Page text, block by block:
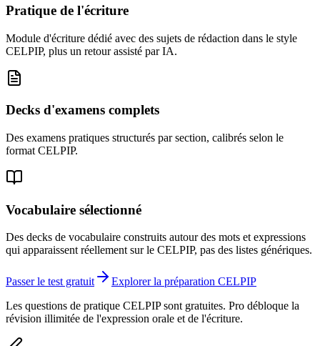
Pratique de l'écriture
Module d'écriture dédié avec des sujets de rédaction dans le style
CELPIP, plus un retour assisté par IA.
Decks d'examens complets
Des examens pratiques structurés par section, calibrés selon le
format CELPIP.
Vocabulaire sélectionné
Des decks de vocabulaire construits autour des mots et expressions
qui apparaissent réellement sur le CELPIP, pas des listes génériques.
Passer le test gratuit
Explorer la préparation CELPIP
Les questions de pratique CELPIP sont gratuites. Pro débloque la
révision illimitée de l'expression orale et de l'écriture.